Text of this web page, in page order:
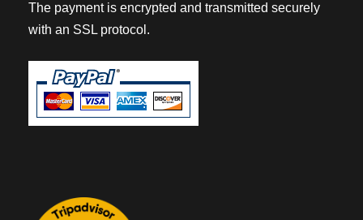
The payment is encrypted and transmitted securely
with an SSL protocol.